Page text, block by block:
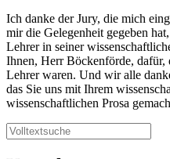
Ich danke der Jury, die mich
mir die Gelegenheit gegeben
Lehrer in seiner
Ihnen, Herr Böckenförde, dafür,
Lehrer waren. Und wir alle
das Sie uns mit Ihrem
wissenschaftlichen Prosa